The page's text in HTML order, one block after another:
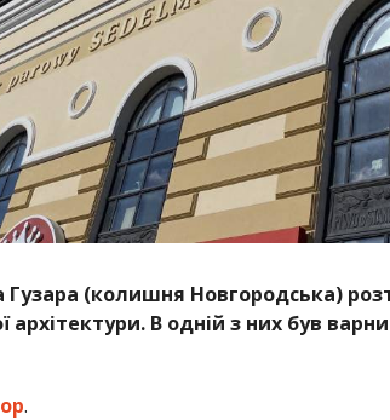
(колишня Новгородська)
архітектури. В одній з них був
.